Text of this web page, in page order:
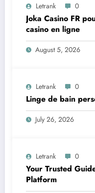
Letrank 0
Joka Casino FR
casino en ligne
August 5, 2026
Letrank 0
Linge de bain
July 26, 2026
Letrank 0
Your Trusted
Platform